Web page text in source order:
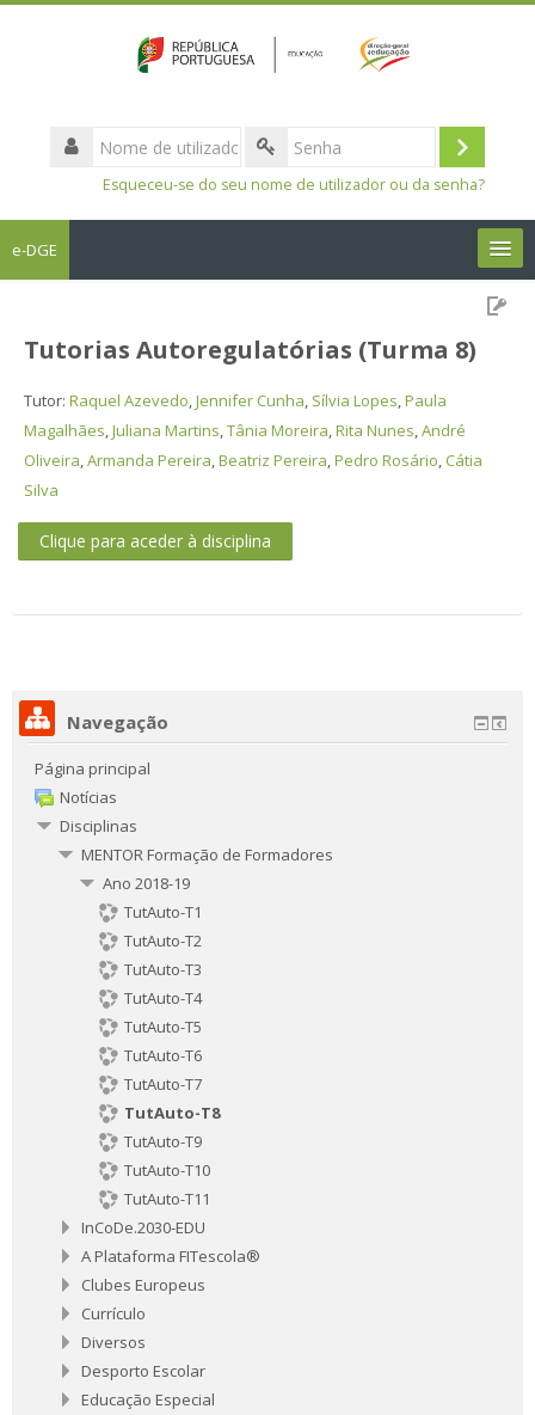
Nome
de
utilizador
Entrar
Esqueceu-se do seu nome de utilizador ou da senha?
e-DGE
Pesquisar
Tutorias Autoregulatórias (Turma 8)
Tutor: Raquel Azevedo,Jennifer Cunha, Sílvia Lopes,Paula
Magalhães,Juliana Martins,Tânia Moreira,Rita Nunes,André
Oliveira,Armanda Pereira,Beatriz Pereira,Pedro Rosário, Cátia
Silva
Clique para aceder à disciplina
Navegação
Página principal
Notícias
Disciplinas
MENTOR Formação de Formadores
Ano 2018-19
TutAuto-T1
TutAuto-T2
TutAuto-T3
TutAuto-T4
TutAuto-T5
TutAuto-T6
TutAuto-T7
TutAuto-T8
TutAuto-T9
TutAuto-T10
TutAuto-T11
InCoDe.2030-EDU
A Plataforma FITescola®
Clubes Europeus
Currículo
Diversos
Desporto Escolar
Educação Especial